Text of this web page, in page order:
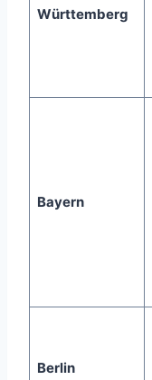
Württemberg
Bayern
Berlin